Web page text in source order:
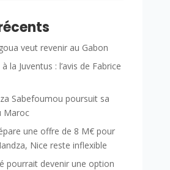
veut revenir au Gabon
la Juventus : l’avis de Fabrice
Sabefoumou poursuit sa
Maroc
une offre de 8 M€ pour
Nice reste inflexible
pourrait devenir une option